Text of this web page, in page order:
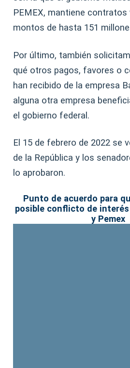
PEMEX, mantiene
montos de hasta 151
Por último, también
qué otros pagos, favores o
han recibido de la empresa
alguna otra empresa
el gobierno federal.
El 15 de febrero de 2022 se
de la República y los
lo aprobaron.
Punto de acuerdo para
posible conflicto de interés
y Pemex